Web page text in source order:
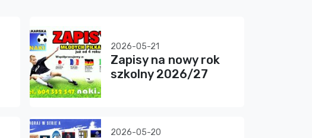
2026-05-21
Zapisy na nowy rok
szkolny 2026/27
2026-05-20